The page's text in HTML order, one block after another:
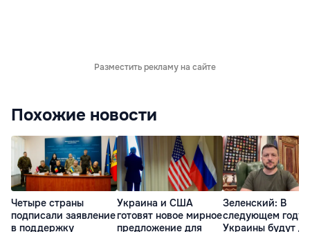
Разместить рекламу на сайте
Похожие новости
Четыре страны
подписали заявление
в поддержку
Украина и США
готовят новое мирное
предложение для
Зеленский: В
следующем году
Украины будут